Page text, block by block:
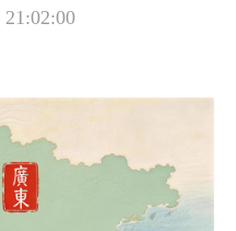
21:02:00